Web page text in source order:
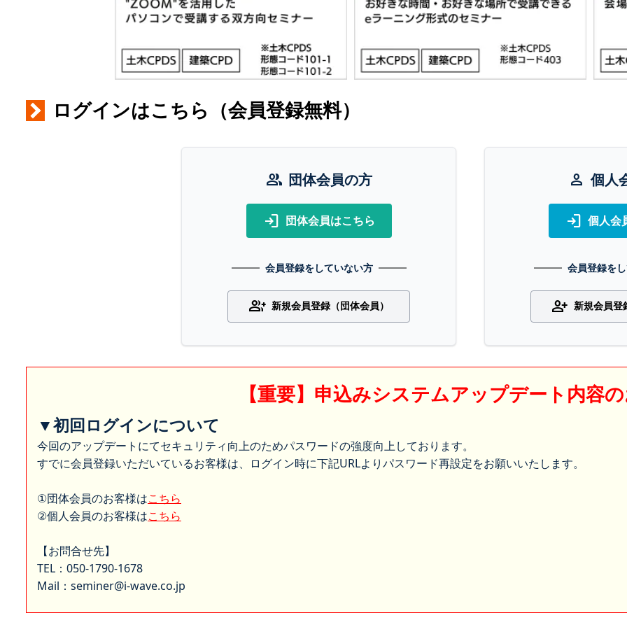
ログインはこちら（会員登録無料）
group 団体会員の方
login 団体会員はこちら
会員登録をしていない方
group_add 新規会員登録（団体会員）
person 個人
login 個人会
会員登録を
person_add 新規会員登
【重要】申込みシステムアップデート内容
▼初回ログインについて
今回のアップデートにてセキュリティ向上のためパスワードの強度向上しております。
すでに会員登録いただいているお客様は、ログイン時に下記URLよりパスワード再設定をお願いいたします。
①団体会員のお客様はこちら
②個人会員のお客様はこちら
【お問合せ先】
TEL：050-1790-1678
Mail：seminer@i-wave.co.jp